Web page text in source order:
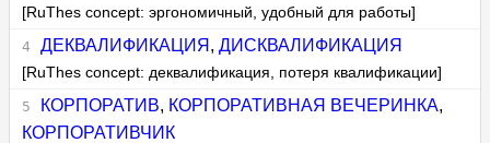
[RuThes concept: эргономичный, удобный для работы]
ДЕКВАЛИФИКАЦИЯ , ДИСКВАЛИФИКАЦИЯ
[RuThes concept: деквалификация, потеря квалификации]
КОРПОРАТИВ, КОРПОРАТИВНАЯ ВЕЧЕРИНКА,
КОРПОРАТИВЧИК